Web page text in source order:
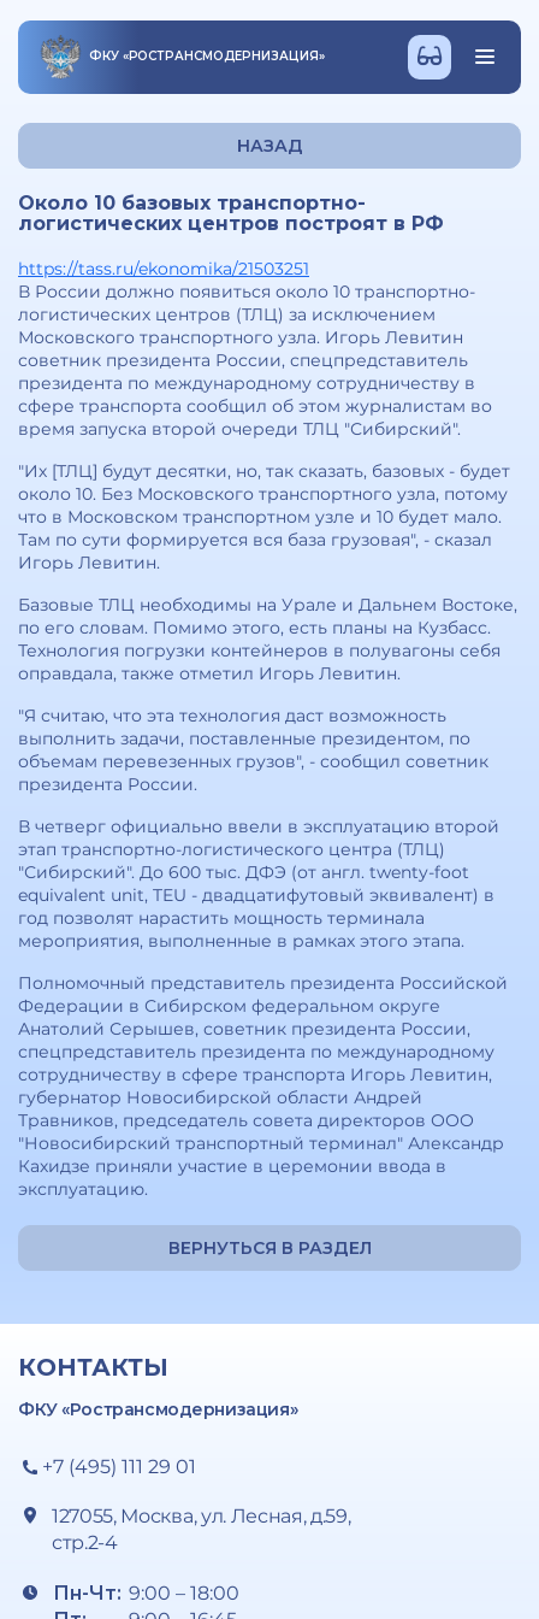
ФКУ «РОСТРАНСМОДЕРНИЗАЦИЯ»
НАЗАД
Около 10 базовых транспортно-
логистических центров построят в РФ
https://tass.ru/ekonomika/21503251
В России должно появиться около 10 транспортно-
логистических центров (ТЛЦ) за исключением
Московского транспортного узла. Игорь Левитин
советник президента России, спецпредставитель
президента по международному сотрудничеству в
сфере транспорта сообщил об этом журналистам во
время запуска второй очереди ТЛЦ "Сибирский".
"Их [ТЛЦ] будут десятки, но, так сказать, базовых - будет
около 10. Без Московского транспортного узла, потому
что в Московском транспортном узле и 10 будет мало.
Там по сути формируется вся база грузовая", - сказал
Игорь Левитин.
Базовые ТЛЦ необходимы на Урале и Дальнем Востоке,
по его словам. Помимо этого, есть планы на Кузбасс.
Технология погрузки контейнеров в полувагоны себя
оправдала, также отметил Игорь Левитин.
"Я считаю, что эта технология даст возможность
выполнить задачи, поставленные президентом, по
объемам перевезенных грузов", - сообщил советник
президента России.
В четверг официально ввели в эксплуатацию второй
этап транспортно-логистического центра (ТЛЦ)
"Сибирский". До 600 тыс. ДФЭ (от англ. twenty-foot
equivalent unit, TEU - двадцатифутовый эквивалент) в
год позволят нарастить мощность терминала
мероприятия, выполненные в рамках этого этапа.
Полномочный представитель президента Российской
Федерации в Сибирском федеральном округе
Анатолий Серышев, советник президента России,
спецпредставитель президента по международному
сотрудничеству в сфере транспорта Игорь Левитин,
губернатор Новосибирской области Андрей
Травников, председатель совета директоров ООО
"Новосибирский транспортный терминал" Александр
Кахидзе приняли участие в церемонии ввода в
эксплуатацию.
ВЕРНУТЬСЯ В РАЗДЕЛ
КОНТАКТЫ
ФКУ «Ространсмодернизация»
+7 (495) 111 29 01
127055, Москва, ул. Лесная, д.59,
стр.2-4
Пн-Чт: 9:00 – 18:00